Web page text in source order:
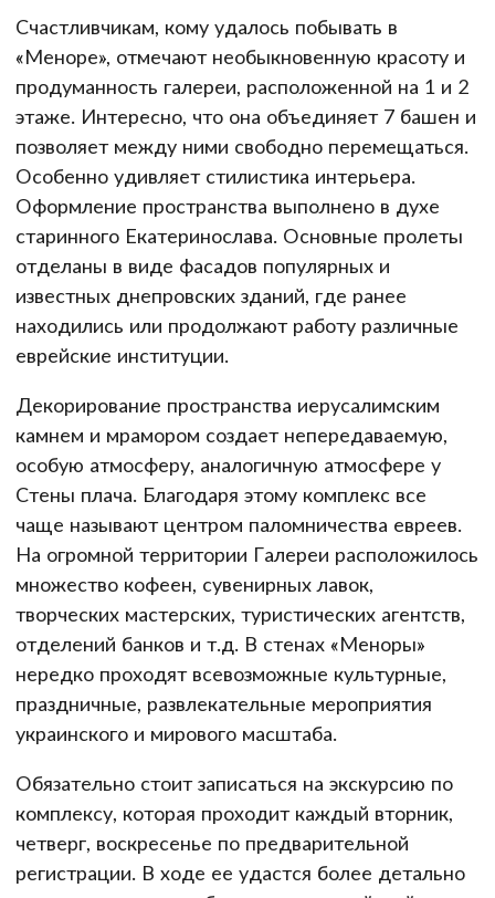
Счастливчикам, кому удалось побывать в
«Меноре», отмечают необыкновенную красоту и
продуманность галереи, расположенной на 1 и 2
этаже. Интересно, что она объединяет 7 башен и
позволяет между ними свободно перемещаться.
Особенно удивляет стилистика интерьера.
Оформление пространства выполнено в духе
старинного Екатеринослава. Основные пролеты
отделаны в виде фасадов популярных и
известных днепровских зданий, где ранее
находились или продолжают работу различные
еврейские институции.
Декорирование пространства иерусалимским
камнем и мрамором создает непередаваемую,
особую атмосферу, аналогичную атмосфере у
Стены плача. Благодаря этому комплекс все
чаще называют центром паломничества евреев.
На огромной территории Галереи расположилось
множество кофеен, сувенирных лавок,
творческих мастерских, туристических агентств,
отделений банков и т.д. В стенах «Меноры»
нередко проходят всевозможные культурные,
праздничные, развлекательные мероприятия
украинского и мирового масштаба.
Обязательно стоит записаться на экскурсию по
комплексу, которая проходит каждый вторник,
четверг, воскресенье по предварительной
регистрации. В ходе ее удастся более детально